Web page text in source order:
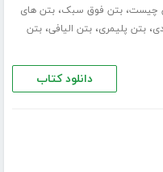
چیست،بتن فوق سبک،بتن های
،بتن پلیمری،بتن الیافی،بتن
دانلود کتاب